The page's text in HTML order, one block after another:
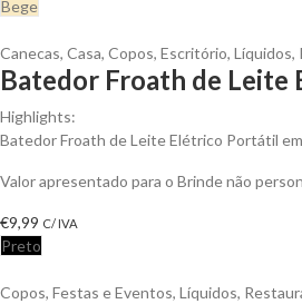
Bege
Canecas, Casa, Copos, Escritório, Líquidos,
Batedor Froath de Leite
Highlights:
Batedor Froath de Leite Elétrico Portátil
Valor apresentado para o Brinde não
€9,99 C/ IVA
Preto
Copos, Festas e Eventos, Líquidos,